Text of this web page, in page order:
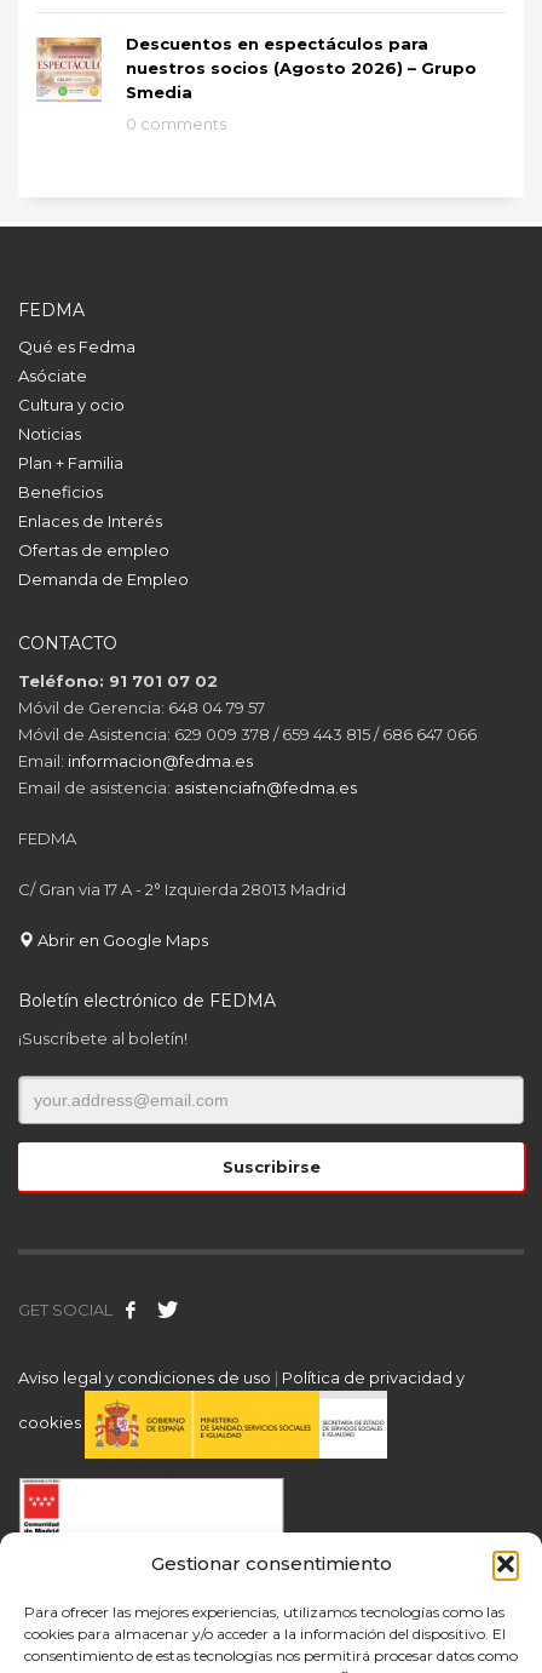
Gestionar consentimiento
Para ofrecer las mejores experiencias, utilizamos tecnologías como las
cookies para almacenar y/o acceder a la información del dispositivo. El
consentimiento de estas tecnologías nos permitirá procesar datos como
Descuentos en espectáculos para
nuestros socios (Agosto 2026) – Grupo
Smedia
0 comments
FEDMA
Qué es Fedma
Asóciate
Cultura y ocio
Noticias
Plan + Familia
Beneficios
Enlaces de Interés
Ofertas de empleo
Demanda de Empleo
CONTACTO
Teléfono: 91 701 07 02
Móvil de Gerencia: 648 04 79 57
Móvil de Asistencia: 629 009 378 / 659 443 815 / 686 647 066
Email: informacion@fedma.es
Email de asistencia: asistenciafn@fedma.es
FEDMA
C/ Gran via 17 A - 2° Izquierda 28013 Madrid
Abrir en Google Maps
Boletín electrónico de FEDMA
¡Suscríbete al boletín!
GET SOCIAL
Aviso legal y condiciones de uso | Política de privacidad y
cookies